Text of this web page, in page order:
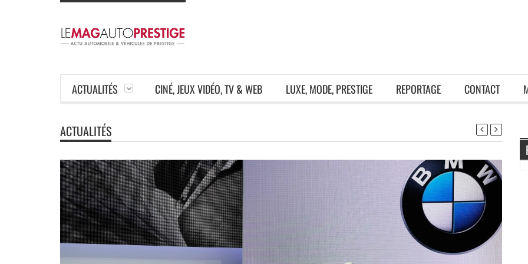
ACTUALITÉS CINÉ, JEUX VIDÉO, TV & WEB LUXE, MODE, PRESTIGE REPORTAGE CONTACT
ACTUALITÉS